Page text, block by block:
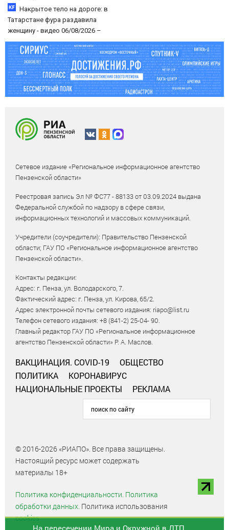
Накрытое тело на дороге: в
Татарстане фура раздавила
женщину - видео 06/08/2026 –
Новости
Сетевое издание «Региональное информационное агентство
Пензенской области»
Реестровая запись Эл № ФС77 - 88133 от 03.09.2024 выдана
Федеральной службой по надзору в сфере связи,
информационных технологий и массовых коммуникаций.
Учредители (соучредители): Правительство Пензенской
области; ГАУ ПО «Региональное информационное агентство
Пензенской области».
Контакты редакции:
Адрес: г. Пенза, ул. Володарского, 7.
Фактический адрес: г. Пенза, ул. Кирова, 65/2.
Адрес электронной почты сетевого издания: riapo@list.ru
Телефон сетевого издания: +8 (841-2) 25-04- 90.
Главный редактор ГАУ ПО «Региональное информационное
агентство Пензенской области» Р. А. Маслов.
ВАКЦИНАЦИЯ. COVID-19
ОБЩЕСТВО
ПОЛИТИКА
КОРОНАВИРУС
НАЦИОНАЛЬНЫЕ ПРОЕКТЫ
РЕКЛАМА
© 2016-2026 «РИАПО». Все права защищены.
Настоящий ресурс может содержать
материалы 18+
Политика конфиденциальности. Политика
обработки данных. Политика использования
cookies
На пересечении Мира и Окружной в ДТП